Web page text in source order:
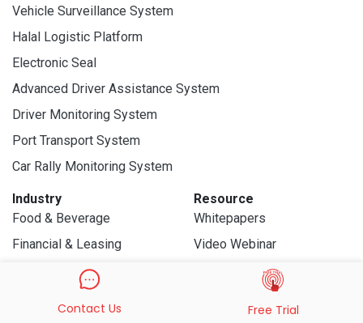
Vehicle Surveillance System
Halal Logistic Platform
Electronic Seal
Advanced Driver Assistance System
Driver Monitoring System
Port Transport System
Car Rally Monitoring System
Industry
Food & Beverage
Financial & Leasing
FMCG & Retail
Resource
Whitepapers
Video Webinar
Device Experience
Contact Us Free Trial